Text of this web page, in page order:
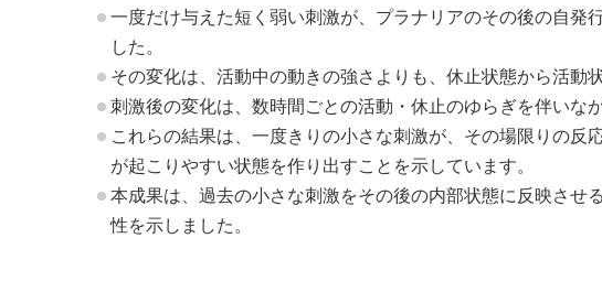
一度だけ与えた短く弱い刺激が、プラナリアのその後の自発
した。
その変化は、活動中の動きの強さよりも、休止状態から活動
刺激後の変化は、数時間ごとの活動・休止のゆらぎを伴いな
これらの結果は、一度きりの小さな刺激が、その場限りの反
が起こりやすい状態を作り出すことを示しています。
本成果は、過去の小さな刺激をその後の内部状態に反映させ
性を示しました。